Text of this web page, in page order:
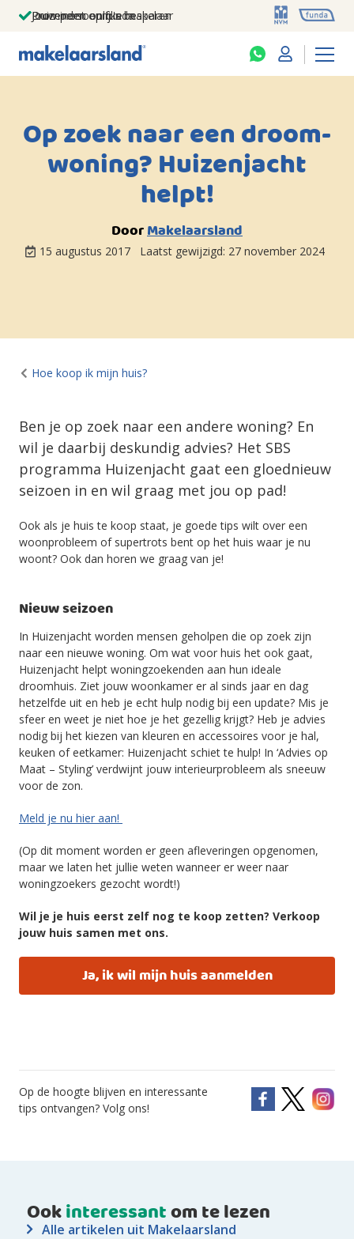
Jouw persoonlijke makelaar
Duizenden euro's besparen
Prominent op funda
Op zoek naar een droom-
woning? Huizenjacht
helpt!
DoorMakelaarsland
15 augustus 2017 Laatst gewijzigd: 27 november 2024
Hoe koop ik mijn huis?
Ben je op zoek naar een andere woning? En
wil je daarbij deskundig advies? Het SBS
programma Huizenjacht gaat een gloednieuw
seizoen in en wil graag met jou op pad!
Ook als je huis te koop staat, je goede tips wilt over een
woonprobleem of supertrots bent op het huis waar je nu
woont? Ook dan horen we graag van je!
Nieuw seizoen
In Huizenjacht worden mensen geholpen die op zoek zijn
naar een nieuwe woning. Om wat voor huis het ook gaat,
Huizenjacht helpt woningzoekenden aan hun ideale
droomhuis. Ziet jouw woonkamer er al sinds jaar en dag
hetzelfde uit en heb je echt hulp nodig bij een update? Mis je
sfeer en weet je niet hoe je het gezellig krijgt? Heb je advies
nodig bij het kiezen van kleuren en accessoires voor je hal,
keuken of eetkamer: Huizenjacht schiet te hulp! In ‘Advies op
Maat – Styling’ verdwijnt jouw interieurprobleem als sneeuw
voor de zon.
Meld je nu hier aan!
(Op dit moment worden er geen afleveringen opgenomen,
maar we laten het jullie weten wanneer er weer naar
woningzoekers gezocht wordt!)
Wil je je huis eerst zelf nog te koop zetten? Verkoop
jouw huis samen met ons.
Ja, ik wil mijn huis aanmelden
Op de hoogte blijven en interessante
tips ontvangen? Volg ons!
Ookinteressantom te lezen
Alle artikelen uit Makelaarsland